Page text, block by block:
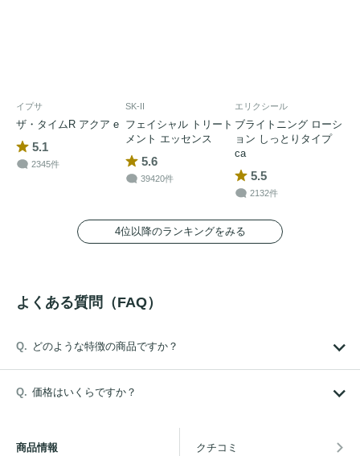
イプサ
ザ・タイムR アクア e
5.1
2345件
SK-II
フェイシャル トリート
メント エッセンス
5.6
39420件
エリクシール
ブライトニング ローシ
ョン しっとりタイプ
ca
5.5
2132件
4位以降のランキングをみる
よくある質問（FAQ）
どのような特徴の商品ですか？
価格はいくらですか？
商品情報 クチコミ